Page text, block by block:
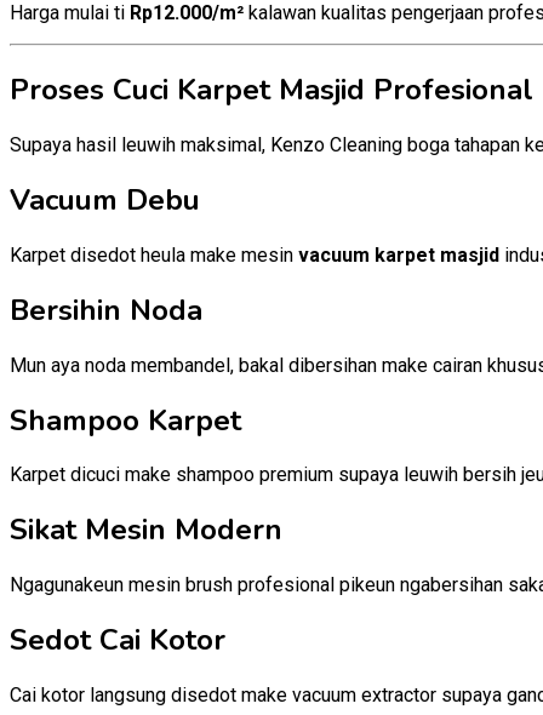
Harga mulai ti Rp12.000/m² kalawan kualitas pengerjaan
Proses Cuci Karpet Masjid Profesional
Supaya hasil leuwih maksimal, Kenzo Cleaning boga tahapan
Vacuum Debu
Karpet disedot heula make mesin vacuum karpet masjid
Bersihin Noda
Mun aya noda membandel, bakal dibersihan make cairan
Shampoo Karpet
Karpet dicuci make shampoo premium supaya leuwih bersih
Sikat Mesin Modern
Ngagunakeun mesin brush profesional pikeun ngabersihan
Sedot Cai Kotor
Cai kotor langsung disedot make vacuum extractor supaya